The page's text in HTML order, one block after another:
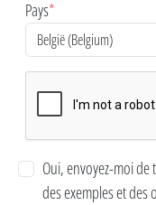
Pays*
Oui, envoyez-moi
des exemples et des